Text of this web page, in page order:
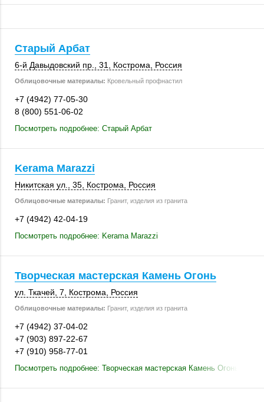
Старый Арбат
6-й Давыдовский пр., 31, Кострома Россия
Облицовочные материалы: Кровельный профнастил
+7 (4942) 77-05-30
8 (800) 551-06-02
Посмотреть подробнее: Старый Арбат
Kerama Marazzi
Никитская ул., 35 Кострома Россия
Облицовочные материалы: Гранит, изделия из гранита
+7 (4942) 42-04-19
Посмотреть подробнее: Kerama Marazzi
Творческая мастерская Камень Огонь
ул. Ткачей, 7 Кострома Россия
Облицовочные материалы: Гранит, изделия из гранита
+7 (4942) 37-04-02
+7 (903) 897-22-67
+7 (910) 958-77-01
Посмотреть подробнее: Творческая мастерская Камень Огонь